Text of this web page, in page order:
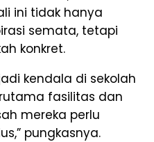
ini tidak hanya
semata, tetapi
konkret.
kendala di sekolah
fasilitas dan
mereka perlu
pungkasnya.